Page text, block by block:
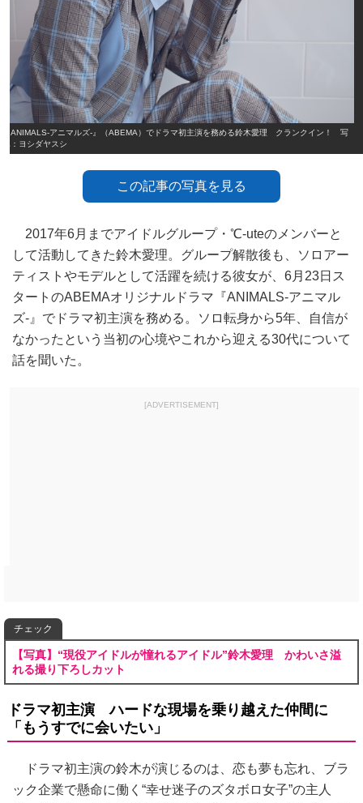
『ANIMALS‐アニマルズ‐』（ABEMA）でドラマ初主演を務める鈴木愛理 クランクイン！ 写
真：ヨシダヤスシ
この記事の写真を見る
2017年6月までアイドルグループ・℃-uteのメンバーと
して活動してきた鈴木愛理。グループ解散後も、ソロアー
ティストやモデルとして活躍を続ける彼女が、6月23日ス
タートのABEMAオリジナルドラマ『ANIMALS‐アニマル
ズ‐』でドラマ初主演を務める。ソロ転身から5年、自信が
なかったという当初の心境やこれから迎える30代について
話を聞いた。
[ADVERTISEMENT]
チェック
【写真】“現役アイドルが憧れるアイドル”鈴木愛理 かわいさ溢
れる撮り下ろしカット
ドラマ初主演 ハードな現場を乗り越えた仲間に
「もうすでに会いたい」
ドラマ初主演の鈴木が演じるのは、恋も夢も忘れ、ブラ
ック企業で懸命に働く“幸せ迷子のズタボロ女子”の主人